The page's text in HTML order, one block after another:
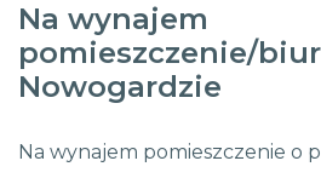
Na wynajem
pomieszczenie/
Nowogardzie
Na wynajem pomieszczenie o